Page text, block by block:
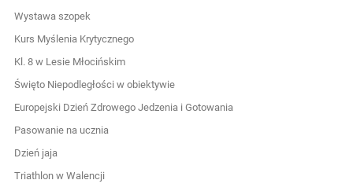
Wystawa szopek
Kurs Myślenia Krytycznego
Kl. 8 w Lesie Młocińskim
Święto Niepodległości w obiektywie
Europejski Dzień Zdrowego Jedzenia i Gotowania
Pasowanie na ucznia
Dzień jaja
Triathlon w Walencji